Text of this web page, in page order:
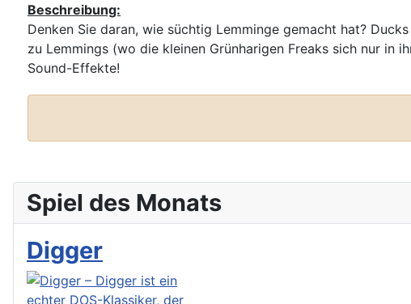
Beschreibung:
Denken Sie daran, wie süchtig Lemminge gemacht hat?
zu Lemmings (wo die kleinen Grünharigen Freaks sich nur in
Sound-Effekte!
Spiel des Monats
Digger